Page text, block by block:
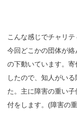
こんな感じでチャリテ
今回どこかの団体が
の下動いています。
したので、知人がい
た。主に障害の重い
付をします。(障害の